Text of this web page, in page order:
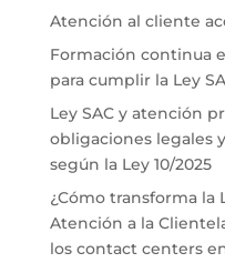
Atención al cliente
Formación continua
para cumplir la Ley
Ley SAC y atención
obligaciones legales
según la Ley 10/2025
¿Cómo transforma la
Atención a la
los contact centers